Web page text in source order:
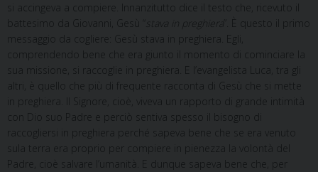
si accingeva a compiere. Innanzitutto dice il testo che, ricevuto il
battesimo da Giovanni, Gesù “
”. È questo il primo
messaggio da cogliere: Gesù stava in preghiera. Egli,
comprendendo bene che era giunto il momento di cominciare la
sua missione, si raccoglie in preghiera. E l’evangelista Luca, tra gli
altri, è quello che più di frequente racconta di Gesù che si mette
in preghiera. Il Signore, cioè, viveva un rapporto di grande intimità
con Dio suo Padre e perciò sentiva spesso il bisogno di
raccogliersi in preghiera perché sapeva bene che se era venuto
sula terra era proprio per compiere in pienezza la volontà del
Padre, cioè salvare l’umanità. E dunque sapeva bene che, per